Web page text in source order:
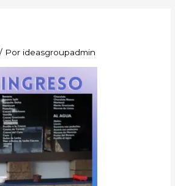
/ Por ideasgroupadmin